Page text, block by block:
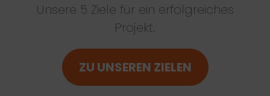
Unsere 5 Ziele für ein erfolgreiches
Projekt.
ZU UNSEREN ZIELEN